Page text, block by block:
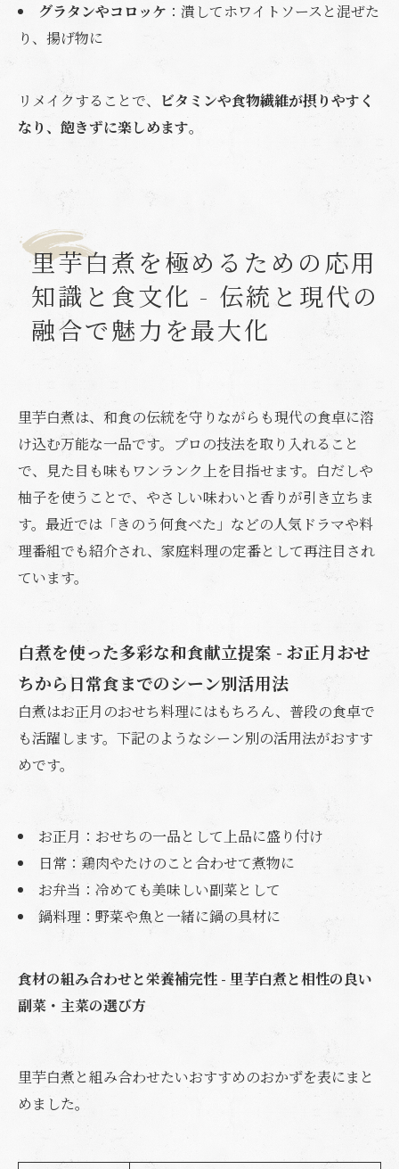
グラタンやコロッケ ：潰してホワイトソースと混ぜた
り、揚げ物に
リメイクすることで、 ビタミンや食物繊維が摂りやすく
なり、飽きずに楽しめます。
里芋白煮を極めるための応用
知識と食文化 - 伝統と現代の
融合で魅力を最大化
里芋白煮は、和食の伝統を守りながらも現代の食卓に溶
け込む万能な一品です。プロの技法を取り入れること
で、見た目も味もワンランク上を目指せます。白だしや
柚子を使うことで、やさしい味わいと香りが引き立ちま
す。最近では「きのう何食べた」などの人気ドラマや料
理番組でも紹介され、家庭料理の定番として再注目され
ています。
白煮を使った多彩な和食献立提案 - お正月おせ
ちから日常食までのシーン別活用法
白煮はお正月のおせち料理にはもちろん、普段の食卓で
も活躍します。下記のようなシーン別の活用法がおすす
めです。
お正月：おせちの一品として上品に盛り付け
日常：鶏肉やたけのこと合わせて煮物に
お弁当：冷めても美味しい副菜として
鍋料理：野菜や魚と一緒に鍋の具材に
食材の組み合わせと栄養補完性 - 里芋白煮と相性の良い
副菜・主菜の選び方
里芋白煮と組み合わせたいおすすめのおかずを表にまと
めました。